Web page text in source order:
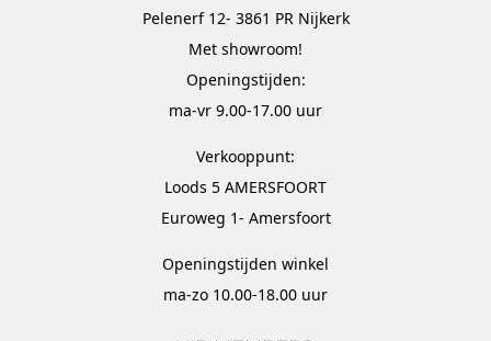
Pelenerf 12- 3861 PR Nijkerk
Met showroom!
Openingstijden:
ma-vr 9.00-17.00 uur
Verkooppunt:
Loods 5 AMERSFOORT
Euroweg 1- Amersfoort
Openingstijden winkel
ma-zo 10.00-18.00 uur